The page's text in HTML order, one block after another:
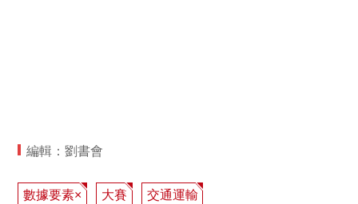
編輯：劉書會
數據要素× 大賽 交通運輸